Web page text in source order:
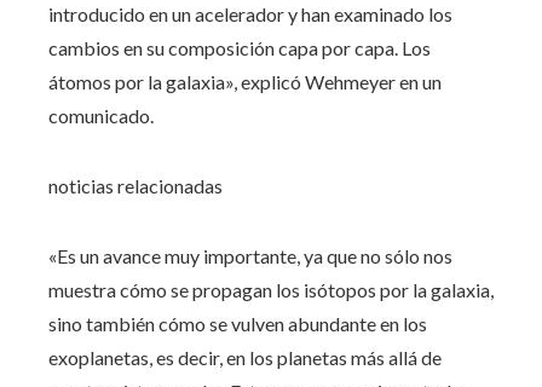
introducido en un acelerador y han examinado los
cambios en su composición capa por capa. Los
átomos por la galaxia», explicó Wehmeyer en un
comunicado.
noticias relacionadas
«Es un avance muy importante, ya que no sólo nos
muestra cómo se propagan los isótopos por la galaxia,
sino también cómo se vulven abundante en los
exoplanetas, es decir, en los planetas más allá de